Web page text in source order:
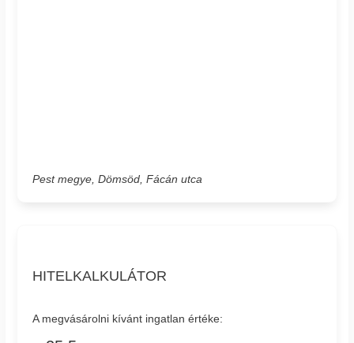
Pest megye, Dömsöd, Fácán utca
HITELKALKULÁTOR
A megvásárolni kívánt ingatlan értéke: